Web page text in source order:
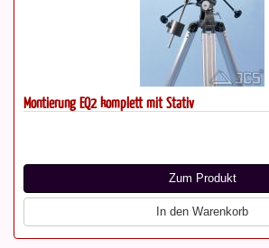
Montierung EQ2 komplett mit Stativ
Zum Produkt
In den Warenkorb